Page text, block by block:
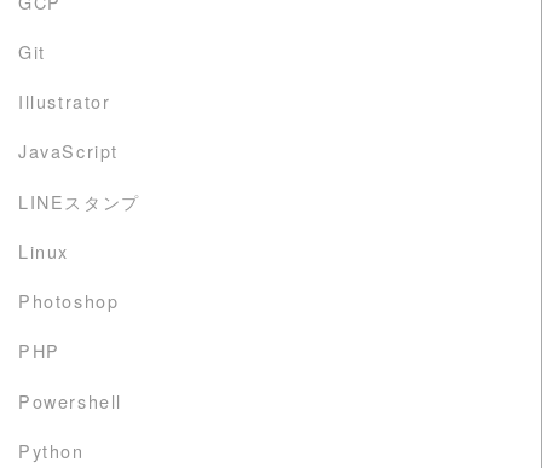
Git
Illustrator
JavaScript
LINEスタンプ
Linux
Photoshop
PHP
Powershell
Python